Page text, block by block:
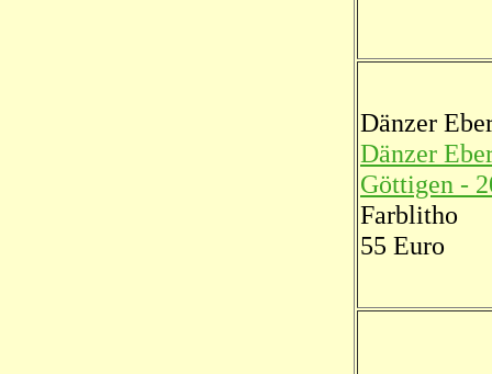
Dänzer
Dänzer
Göttigen -
Farblitho
55 Euro